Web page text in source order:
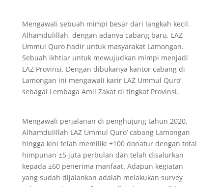
Mengawali sebuah mimpi besar dari langkah kecil.
Alhamdulillah, dengan adanya cabang baru, LAZ
Ummul Quro hadir untuk masyarakat Lamongan.
Sebuah ikhtiar untuk mewujudkan mimpi menjadi
LAZ Provinsi. Dengan dibukanya kantor cabang di
Lamongan ini mengawali karir LAZ Ummul Quro’
sebagai Lembaga Amil Zakat di tingkat Provinsi.
Mengawali perjalanan di penghujung tahun 2020,
Alhamdulillah LAZ Ummul Quro’ cabang Lamongan
hingga kini telah memiliki ±100 donatur dengan total
himpunan ±5 juta perbulan dan telah disalurkan
kepada ±60 penerima manfaat. Adapun kegiatan
yang sudah dijalankan adalah melakukan survey